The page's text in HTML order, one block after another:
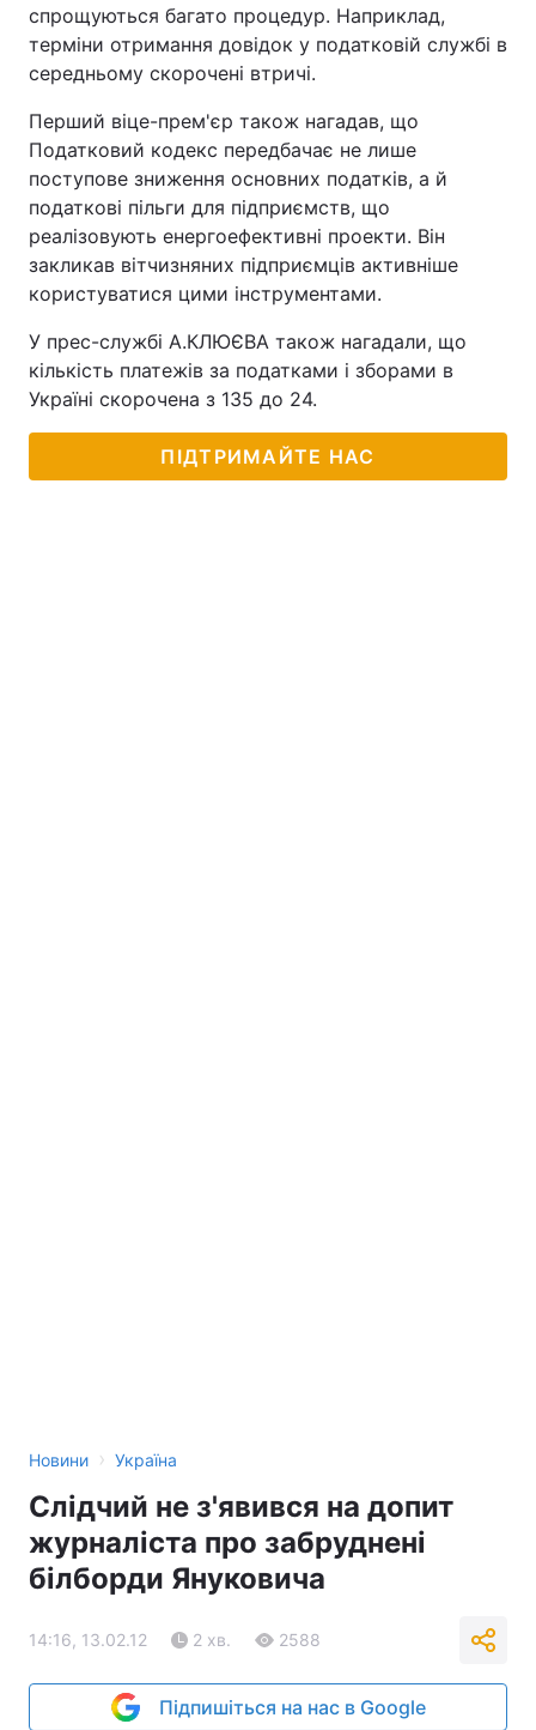
спрощуються багато процедур. Наприклад,
терміни отримання довідок у податковій службі в
середньому скорочені втричі.
Перший віце-прем'єр також нагадав, що
Податковий кодекс передбачає не лише
поступове зниження основних податків, а й
податкові пільги для підприємств, що
реалізовують енергоефективні проекти. Він
закликав вітчизняних підприємців активніше
користуватися цими інструментами.
У прес-службі А.КЛЮЄВА також нагадали, що
кількість платежів за податками і зборами в
Україні скорочена з 135 до 24.
ПІДТРИМАЙТЕ НАС
Новини › Україна
Слідчий не з'явився на допит
журналіста про забруднені
білборди Януковича
14:16, 13.02.12 2 хв. 2588
Підпишіться на нас в Google